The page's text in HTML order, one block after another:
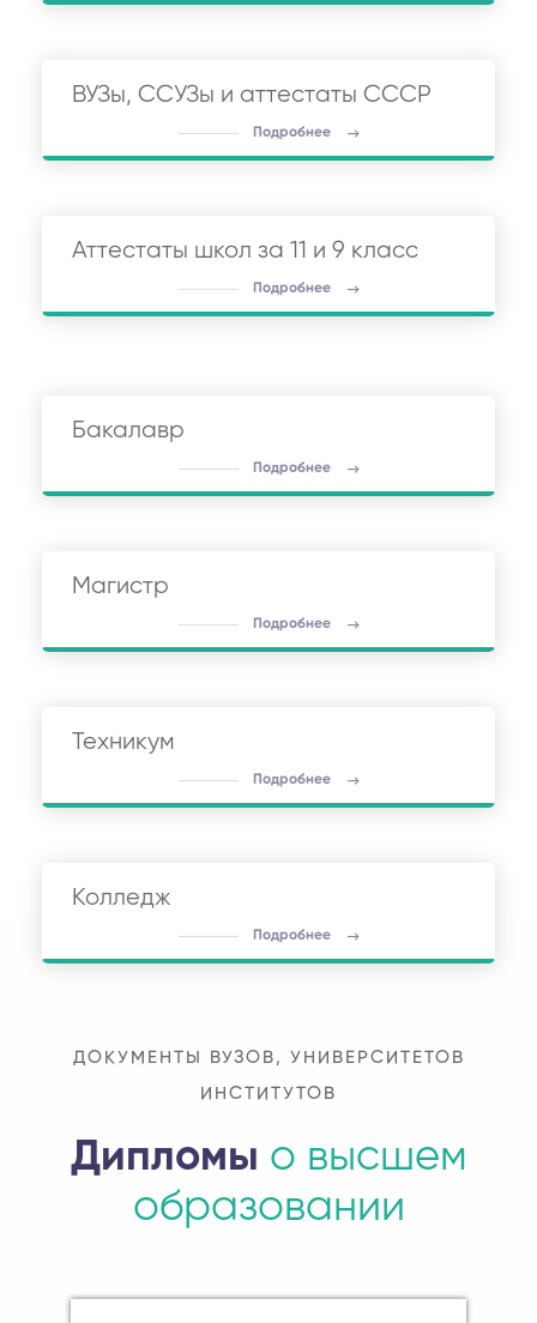
ВУЗы, ССУЗы и аттестаты СССР
Подробнее
Аттестаты школ за 11 и 9 класс
Подробнее
Бакалавр
Подробнее
Магистр
Подробнее
Техникум
Подробнее
Колледж
Подробнее
ДОКУМЕНТЫ ВУЗОВ, УНИВЕРСИТЕТОВ
ИНСТИТУТОВ
Дипломы о высшем
образовании